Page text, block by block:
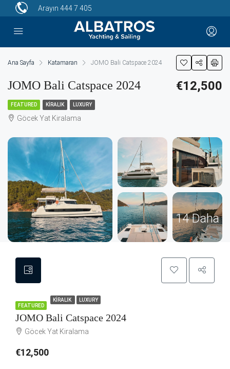
Arayın 444 7 405
Ana Sayfa Katamaran JOMO Bali Catspace 2024
JOMO Bali Catspace 2024 €12,500
FEATURED KIRALIK LUXURY
Göcek Yat Kiralama
14 Daha
FEATURED
KIRALIK LUXURY
JOMO Bali Catspace 2024
Göcek Yat Kiralama
€12,500